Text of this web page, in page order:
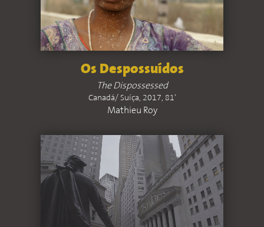
Os Despossuídos
The Dispossessed
Canadá/ Suíça, 2017, 81’
Mathieu Roy